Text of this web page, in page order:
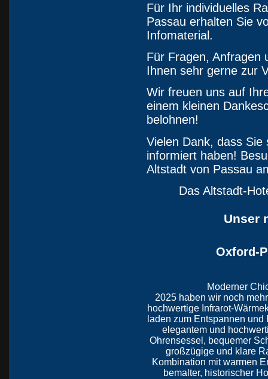
Für Ihr individuelles
Passau erhalten Sie
Infomaterial.
Für Fragen, Anfragen
Ihnen sehr gerne zur
Wir freuen uns auf
einem kleinen
belohnen!
Vielen Dank, dass
informiert haben!
Altstadt von Passau
Das Altstadt-
Unser
Oxford-
Moderner
2025 haben wir noch
hochwertige Infrarot-
laden zum Entspannen
elegantem und
Ohrensessel, bequemer
großzügige und klare
Kombination mit warmen
bemalter, historischer